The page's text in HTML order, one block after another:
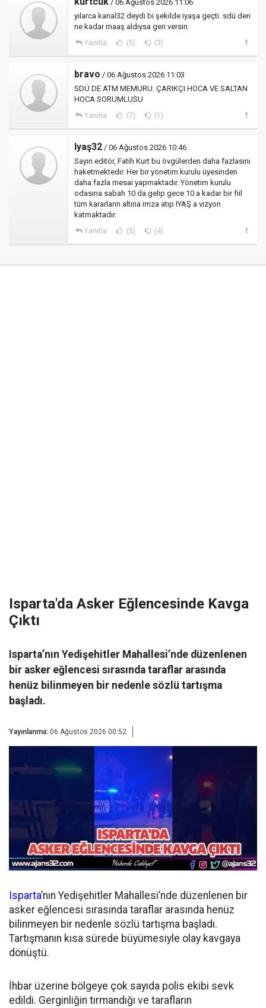
/ 06 Ağustos 2026 11:06
yılarca kanal32 deydi bi şekilde iyaşa geçti. sdü den
ne kadar maaş aldıysa geri versin
Yanıtla (5) (3)
bravo / 06 Ağustos 2026 11:03
SDÜ DE ATM MEMURU. ÇARIKÇI HOCA VE SALTAN
HOCA SORUMLUSU
Yanıtla (7) (1)
Iyaş32 / 06 Ağustos 2026 10:46
Sayın editör, Fatih Kurt bu övgülerden daha fazlasını
haketmektedir. Her bir yönetim kurulu üyesinden
daha fazla mesai yapmaktadır. Yönetim kurulu
odasına sabah 10 da gelip gece 10 a kadar bir fiil
tüm kararların altına imza atıp IYAŞ a vizyon
katmaktadır.
Yanıtla (5) (4)
Isparta'da Asker Eğlencesinde Kavga
Çıktı
Isparta’nın Yedişehitler Mahallesi’nde düzenlenen
bir asker eğlencesi sırasında taraflar arasında
henüz bilinmeyen bir nedenle sözlü tartışma
başladı.
Yayınlanma: 06 Ağustos 2026 00:52
Isparta’nın Yedişehitler Mahallesi’nde düzenlenen bir
asker eğlencesi sırasında taraflar arasında henüz
bilinmeyen bir nedenle sözlü tartışma başladı.
Tartışmanın kısa sürede büyümesiyle olay kavgaya
dönüştü.
İhbar üzerine bölgeye çok sayıda polis ekibi sevk
edildi. Gerginliğin tırmandığı ve tarafların